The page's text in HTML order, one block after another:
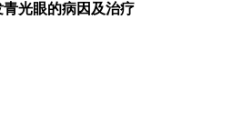
光眼的病因及治疗